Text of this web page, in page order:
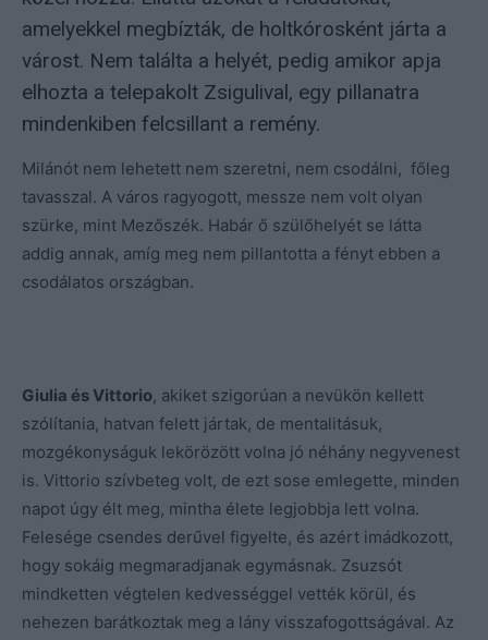
amelyekkel megbízták, de holtkórosként járta a
várost. Nem találta a helyét, pedig amikor apja
elhozta a telepakolt Zsigulival, egy pillanatra
mindenkiben felcsillant a remény.
Milánót nem lehetett nem szeretni, nem csodálni, főleg
tavasszal. A város ragyogott, messze nem volt olyan
szürke, mint Mezőszék. Habár ő szülőhelyét se látta
addig annak, amíg meg nem pillantotta a fényt ebben a
csodálatos országban.
Giulia és Vittorio, akiket szigorúan a nevükön kellett
szólítania, hatvan felett jártak, de mentalitásuk,
mozgékonyságuk lekörözött volna jó néhány negyvenest
is. Vittorio szívbeteg volt, de ezt sose emlegette, minden
napot úgy élt meg, mintha élete legjobbja lett volna.
Felesége csendes derűvel figyelte, és azért imádkozott,
hogy sokáig megmaradjanak egymásnak. Zsuzsót
mindketten végtelen kedvességgel vették körül, és
nehezen barátkoztak meg a lány visszafogottságával. Az